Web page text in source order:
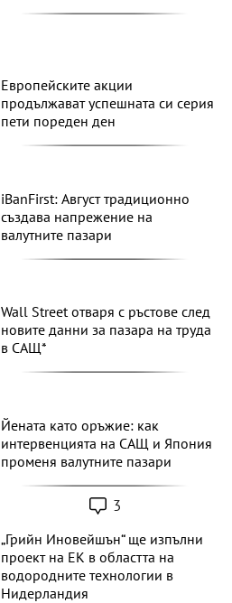
Европейските акции
продължават успешната си серия
пети пореден ден
iBanFirst: Август традиционно
създава напрежение на
валутните пазари
Wall Street отваря с ръстове след
новите данни за пазара на труда
в САЩ*
Йената като оръжие: как
интервенцията на САЩ и Япония
променя валутните пазари
3
„Грийн Иновейшън“ ще изпълни
проект на ЕК в областта на
водородните технологии в
Нидерландия